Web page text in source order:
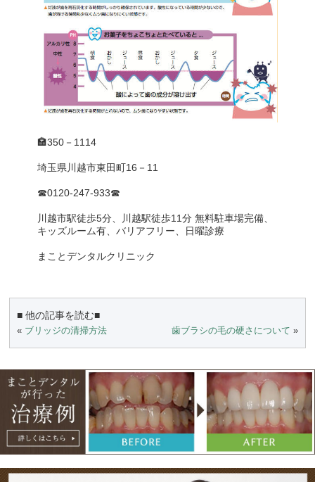
🏣350－1114
埼玉県川越市東田町16－11
☎0120-247-933☎
川越市駅徒歩5分、川越駅徒歩11分 無料駐車場完備、
キッズルーム有、バリアフリー、日曜診療
まことデンタルクリニック
■ 他の記事を読む■
« ブリッジの清掃方法 歯ブラシの毛の硬さについて »